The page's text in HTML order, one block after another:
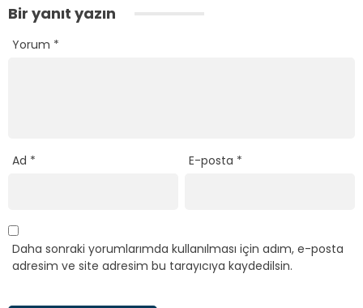
Bir yanıt yazın
Yorum *
Ad * E-posta *
Daha sonraki yorumlarımda kullanılması için adım, e-posta
adresim ve site adresim bu tarayıcıya kaydedilsin.